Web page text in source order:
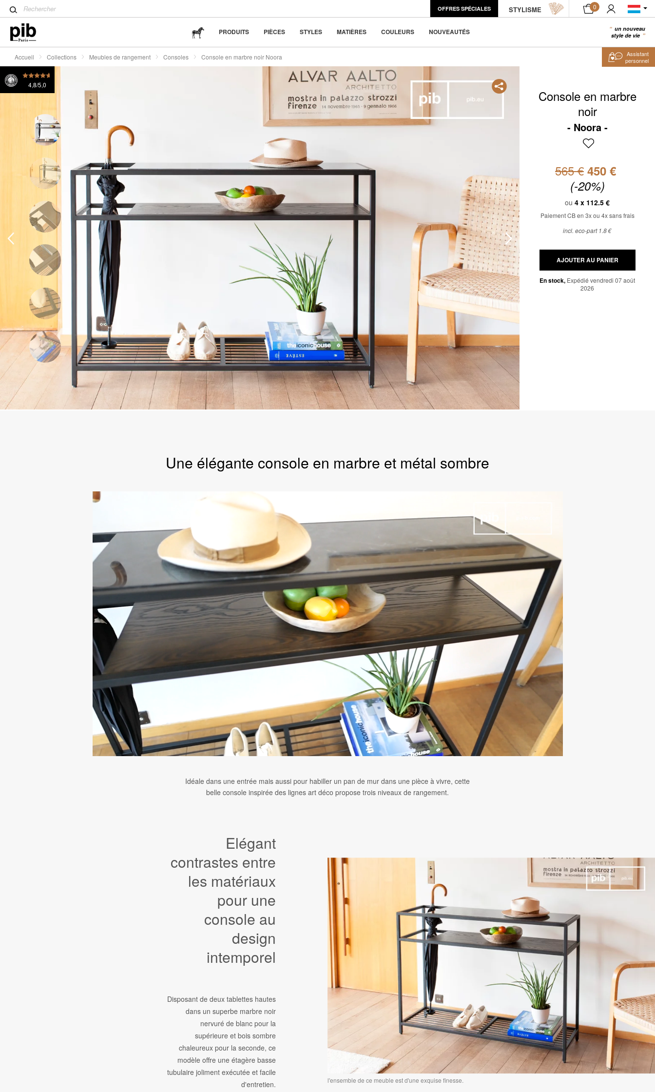
OFFRES SPÉCIALES STYLISME 0
Wabi-Sabi : L'art de trouver la beauté dans la
PRODUITS PIÈCES STYLES MATIÈRES COULEURS NOUVEAUTÉS
un nouveau
style de vie
Console en marbre noir Noora AJOUTER AU PANIER
Accueil Collections Meubles de rangement Consoles Console en marbre noir Noora
Console en marbre
noir
Noora
565 € 450 €
(-20%)
ou 4 x 112.5 €
Paiement CB en 3x ou 4x sans frais
incl. eco-part 1.8 €
AJOUTER AU PANIER
En stock, Expédié vendredi 07 août
2026
Une élégante console en marbre et métal sombre
Idéale dans une entrée mais aussi pour habiller un pan de mur dans une pièce à vivre, cette
belle console inspirée des lignes art déco propose trois niveaux de rangement.
l'ensemble de ce meuble est d'une exquise finesse.
Elégant
contrastes entre
les matériaux
pour une
console au
design
intemporel
Disposant de deux tablettes hautes
dans un superbe marbre noir
nervuré de blanc pour la
supérieure et bois sombre
chaleureux pour la seconde, ce
modèle offre une étagère basse
tubulaire joliment exécutée et facile
d'entretien.
4,8/5,0
Assistant
personnel